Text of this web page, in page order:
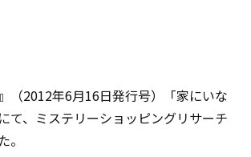
（2012年6月16日発行号）「家にいな
て、ミステリーショッピングリサーチ